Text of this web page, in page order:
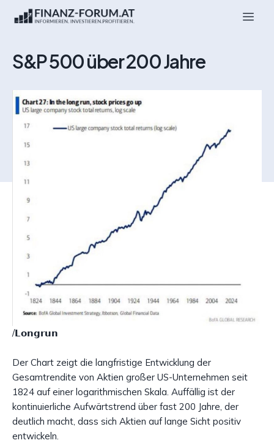
S&P 500 über 200 Jahre
/𝗟𝗼𝗻𝗴𝗿𝘂𝗻
Der Chart zeigt die langfristige Entwicklung der
Gesamtrendite von Aktien großer US-Unternehmen seit
1824 auf einer logarithmischen Skala. Auffällig ist der
kontinuierliche Aufwärtstrend über fast 200 Jahre, der
deutlich macht, dass sich Aktien auf lange Sicht positiv
entwickeln.